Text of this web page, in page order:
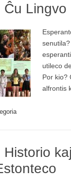
Ĉu Lingvo
utileco
Por kio?
alfrontis